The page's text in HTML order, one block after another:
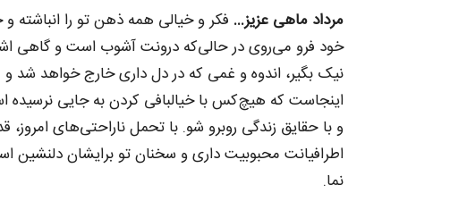
مرداد ماهی عزیز… فکر و خیالی همه ذهن تو را انباشته
خود فرو می‌روی در حالی‌که درونت آشوب است و گاهی
نیک بگیر، اندوه و غمی که در دل داری خارج خواهد
اینجاست که هیچ‌کس با خیالبافی کردن به جایی نرسیده
و با حقایق زندگی روبرو شو. با تحمل ناراحتی‌های امروز،
اطرافیانت محبوبیت داری و سخنان تو برایشان دلنشین
نما.